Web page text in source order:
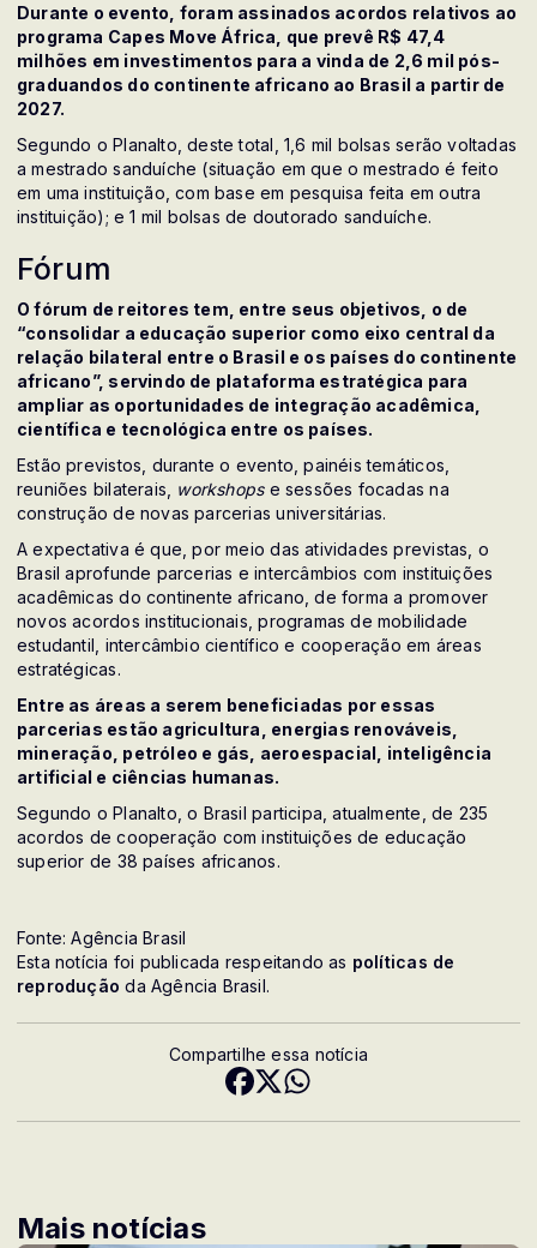
Durante o evento, foram assinados acordos relativos ao
programa Capes Move África, que prevê R$ 47,4
milhões em investimentos para a vinda de 2,6 mil pós-
graduandos do continente africano ao Brasil a partir de
2027.
Segundo o Planalto, deste total, 1,6 mil bolsas serão voltadas
a mestrado sanduíche (situação em que o mestrado é feito
em uma instituição, com base em pesquisa feita em outra
instituição); e 1 mil bolsas de doutorado sanduíche.
Fórum
O fórum de reitores tem, entre seus objetivos, o de
“consolidar a educação superior como eixo central da
relação bilateral entre o Brasil e os países do continente
africano”, servindo de plataforma estratégica para
ampliar as oportunidades de integração acadêmica,
científica e tecnológica entre os países.
Estão previstos, durante o evento, painéis temáticos,
reuniões bilaterais, workshops e sessões focadas na
construção de novas parcerias universitárias.
A expectativa é que, por meio das atividades previstas, o
Brasil aprofunde parcerias e intercâmbios com instituições
acadêmicas do continente africano, de forma a promover
novos acordos institucionais, programas de mobilidade
estudantil, intercâmbio científico e cooperação em áreas
estratégicas.
Entre as áreas a serem beneficiadas por essas
parcerias estão agricultura, energias renováveis,
mineração, petróleo e gás, aeroespacial, inteligência
artificial e ciências humanas.
Segundo o Planalto, o Brasil participa, atualmente, de 235
acordos de cooperação com instituições de educação
superior de 38 países africanos.
Fonte: Agência Brasil
Esta notícia foi publicada respeitando as políticas de
reprodução da Agência Brasil.
Compartilhe essa notícia
Mais notícias